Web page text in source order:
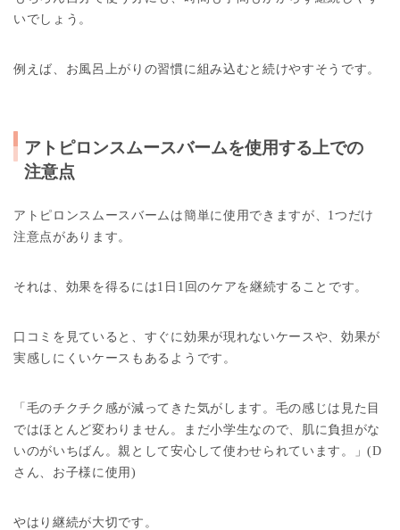
いでしょう。
例えば、お風呂上がりの習慣に組み込むと続けやすそうです。
アトピロンスムースバームを使用する上での
注意点
アトピロンスムースバームは簡単に使用できますが、1つだけ
注意点があります。
それは、効果を得るには1日1回のケアを継続することです。
口コミを見ていると、すぐに効果が現れないケースや、効果が
実感しにくいケースもあるようです。
「毛のチクチク感が減ってきた気がします。毛の感じは見た目
ではほとんど変わりません。まだ小学生なので、肌に負担がな
いのがいちばん。親として安心して使わせられています。」(D
さん、お子様に使用)
やはり継続が大切です。